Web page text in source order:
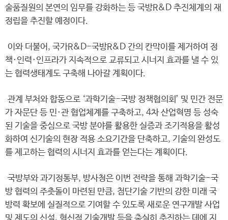
술품질원의 본연의 임무를 강화하는 등 국방R&D 추진체계의 재
정립을 추진할 예정이다.
이와 더불어, 국가R&D-국방R&D 간의 칸막이를 제거하여 정
책·인력·인프라가 지속적으로 교류되고 시너지 효과를 낼 수 있
는 협력생태계도 구축해 나아갈 계획이다.
관계 부처와 합동으로 ‘과학기술-국방 정책협의회’ 및 민간 전문
가 자문단 등 민·관 협업체계를 구축하고, 4차 산업혁명 등 성숙
된 기술을 중심으로 국방 분야를 활용한 실증과 조기적용을 활성
화하여 신기술의 현장 적용 소요기간을 단축하고, 기술의 완성도
를 제고하는 협력의 시너지 효과를 얻는다는 계획이다.
국방부와 과기정통부, 방사청은 이번 전략을 통해 과학기술-국
방 협력의 주춧돌이 마련된 만큼, 첨단기술 기반의 강한 미래 국
방력 확보에 실질적으로 기여할 수 있도록 새로운 연구개발 사업